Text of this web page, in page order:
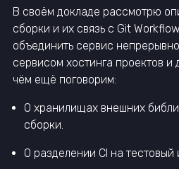
В своём докладе рассмотрю
сборки и их связь с Git
объединить сервис
сервисом хостинга проектов и
чём ещё поговорим:
О хранилищах внешних
сборки.
О разделении CI на тестовый